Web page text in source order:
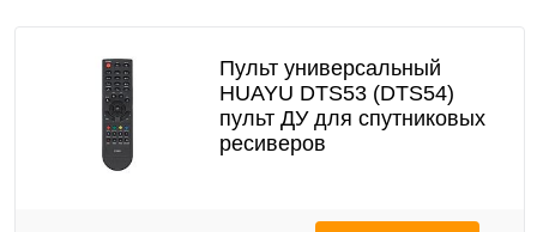
Пульт универсальный
HUAYU DTS53 (DTS54)
пульт ДУ для спутниковых
ресиверов